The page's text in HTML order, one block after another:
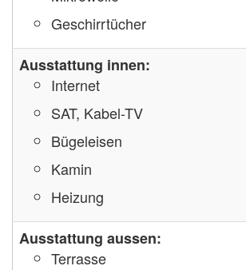
Geschirrtücher
Ausstattung innen:
Internet
SAT, Kabel-TV
Bügeleisen
Kamin
Heizung
Ausstattung aussen:
Terrasse